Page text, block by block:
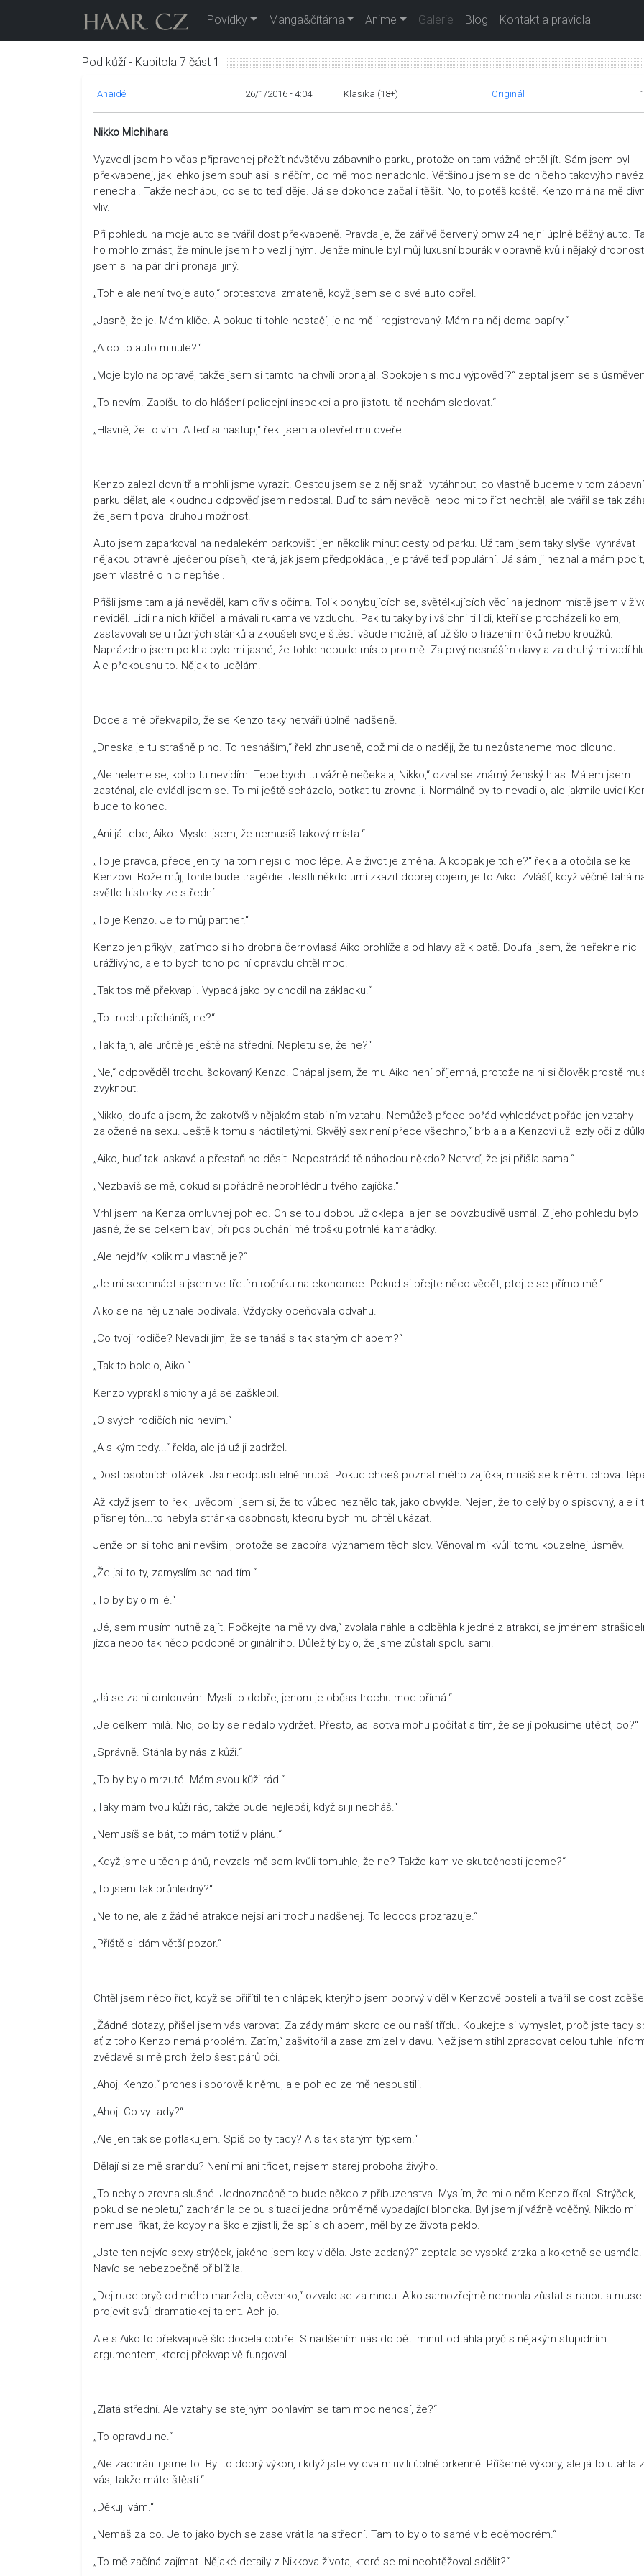
Povídky Manga&čítárna Anime Galerie Blog Kontakt a pravidla
Pod kůží - Kapitola 7 část 1
Anaidé 26/1/2016 - 4:04 Klasika (18+) Originál
Nikko Michihara
Vyzvedl jsem ho včas připravenej přežít návštěvu zábavního parku, protože on tam vážně chtěl jít. Sám jsem byl
překvapenej, jak lehko jsem souhlasil s něčím, co mě moc nenadchlo. Většinou jsem se do ničeho takovýho
nenechal. Takže nechápu, co se to teď děje. Já se dokonce začal i těšit. No, to potěš koště. Kenzo má na mě
vliv.
Při pohledu na moje auto se tvářil dost překvapeně. Pravda je, že zářivě červený bmw z4 nejni úplně běžný auto.
ho mohlo zmást, že minule jsem ho vezl jiným. Jenže minule byl můj luxusní bourák v opravně kvůli nějaký
jsem si na pár dní pronajal jiný.
„Tohle ale není tvoje auto,“ protestoval zmateně, když jsem se o své auto opřel.
„Jasně, že je. Mám klíče. A pokud ti tohle nestačí, je na mě i registrovaný. Mám na něj doma papíry.“
„A co to auto minule?“
„Moje bylo na opravě, takže jsem si tamto na chvíli pronajal. Spokojen s mou výpovědí?“ zeptal jsem se s
„To nevím. Zapíšu to do hlášení policejní inspekci a pro jistotu tě nechám sledovat.“
„Hlavně, že to vím. A teď si nastup,“ řekl jsem a otevřel mu dveře.
Kenzo zalezl dovnitř a mohli jsme vyrazit. Cestou jsem se z něj snažil vytáhnout, co vlastně budeme v tom
parku dělat, ale kloudnou odpověď jsem nedostal. Buď to sám nevěděl nebo mi to říct nechtěl, ale tvářil se tak
že jsem tipoval druhou možnost.
Auto jsem zaparkoval na nedalekém parkovišti jen několik minut cesty od parku. Už tam jsem taky slyšel vyhrávat
nějakou otravně uječenou píseň, která, jak jsem předpokládal, je právě teď populární. Já sám ji neznal a mám
jsem vlastně o nic nepřišel.
Přišli jsme tam a já nevěděl, kam dřív s očima. Tolik pohybujících se, světélkujících věcí na jednom místě jsem v
neviděl. Lidi na nich křičeli a mávali rukama ve vzduchu. Pak tu taky byli všichni ti lidi, kteří se procházeli kolem,
zastavovali se u různých stánků a zkoušeli svoje štěstí všude možně, ať už šlo o házení míčků nebo kroužků.
Naprázdno jsem polkl a bylo mi jasné, že tohle nebude místo pro mě. Za prvý nesnáším davy a za druhý mi vadí
Ale překousnu to. Nějak to udělám.
Docela mě překvapilo, že se Kenzo taky netváří úplně nadšeně.
„Dneska je tu strašně plno. To nesnáším,“ řekl zhnuseně, což mi dalo naději, že tu nezůstaneme moc dlouho.
„Ale heleme se, koho tu nevidím. Tebe bych tu vážně nečekala, Nikko,“ ozval se známý ženský hlas. Málem jsem
zasténal, ale ovládl jsem se. To mi ještě scházelo, potkat tu zrovna ji. Normálně by to nevadilo, ale jakmile uvidí
bude to konec.
„Ani já tebe, Aiko. Myslel jsem, že nemusíš takový místa.“
„To je pravda, přece jen ty na tom nejsi o moc lépe. Ale život je změna. A kdopak je tohle?“ řekla a otočila se ke
Kenzovi. Bože můj, tohle bude tragédie. Jestli někdo umí zkazit dobrej dojem, je to Aiko. Zvlášť, když věčně tahá
světlo historky ze střední.
„To je Kenzo. Je to můj partner.“
Kenzo jen přikývl, zatímco si ho drobná černovlasá Aiko prohlížela od hlavy až k patě. Doufal jsem, že neřekne nic
urážlivýho, ale to bych toho po ní opravdu chtěl moc.
„Tak tos mě překvapil. Vypadá jako by chodil na základku.“
„To trochu přeháníš, ne?“
„Tak fajn, ale určitě je ještě na střední. Nepletu se, že ne?“
„Ne,“ odpověděl trochu šokovaný Kenzo. Chápal jsem, že mu Aiko není příjemná, protože na ni si člověk prostě
zvyknout.
„Nikko, doufala jsem, že zakotvíš v nějakém stabilním vztahu. Nemůžeš přece pořád vyhledávat pořád jen vztahy
založené na sexu. Ještě k tomu s náctiletými. Skvělý sex není přece všechno,“ brblala a Kenzovi už lezly oči z
„Aiko, buď tak laskavá a přestaň ho děsit. Nepostrádá tě náhodou někdo? Netvrď, že jsi přišla sama.“
„Nezbavíš se mě, dokud si pořádně neprohlédnu tvého zajíčka.“
Vrhl jsem na Kenza omluvnej pohled. On se tou dobou už oklepal a jen se povzbudivě usmál. Z jeho pohledu bylo
jasné, že se celkem baví, při poslouchání mé trošku potrhlé kamarádky.
„Ale nejdřív, kolik mu vlastně je?“
„Je mi sedmnáct a jsem ve třetím ročníku na ekonomce. Pokud si přejte něco vědět, ptejte se přímo mě.“
Aiko se na něj uznale podívala. Vždycky oceňovala odvahu.
„Co tvoji rodiče? Nevadí jim, že se taháš s tak starým chlapem?“
„Tak to bolelo, Aiko.“
Kenzo vyprskl smíchy a já se zašklebil.
„O svých rodičích nic nevím.“
„A s kým tedy...“ řekla, ale já už ji zadržel.
„Dost osobních otázek. Jsi neodpustitelně hrubá. Pokud chceš poznat mého zajíčka, musíš se k němu chovat
Až když jsem to řekl, uvědomil jsem si, že to vůbec neznělo tak, jako obvykle. Nejen, že to celý bylo spisovný, ale i
přísnej tón...to nebyla stránka osobnosti, kteoru bych mu chtěl ukázat.
Jenže on si toho ani nevšiml, protože se zaobíral významem těch slov. Věnoval mi kvůli tomu kouzelnej úsměv.
„Že jsi to ty, zamyslím se nad tím.“
„To by bylo milé.“
„Jé, sem musím nutně zajít. Počkejte na mě vy dva,“ zvolala náhle a odběhla k jedné z atrakcí, se jménem
jízda nebo tak něco podobně originálního. Důležitý bylo, že jsme zůstali spolu sami.
„Já se za ni omlouvám. Myslí to dobře, jenom je občas trochu moc přímá.“
„Je celkem milá. Nic, co by se nedalo vydržet. Přesto, asi sotva mohu počítat s tím, že se jí pokusíme utéct, co?“
„Správně. Stáhla by nás z kůži.“
„To by bylo mrzuté. Mám svou kůži rád.“
„Taky mám tvou kůži rád, takže bude nejlepší, když si ji necháš.“
„Nemusíš se bát, to mám totiž v plánu.“
„Když jsme u těch plánů, nevzals mě sem kvůli tomuhle, že ne? Takže kam ve skutečnosti jdeme?“
„To jsem tak průhledný?“
„Ne to ne, ale z žádné atrakce nejsi ani trochu nadšenej. To leccos prozrazuje.“
„Příště si dám větší pozor.“
Chtěl jsem něco říct, když se přiřítil ten chlápek, kterýho jsem poprvý viděl v Kenzově posteli a tvářil se dost
„Žádné dotazy, přišel jsem vás varovat. Za zády mám skoro celou naší třídu. Koukejte si vymyslet, proč jste tady
ať z toho Kenzo nemá problém. Zatím,“ zašvitořil a zase zmizel v davu. Než jsem stihl zpracovat celou tuhle
zvědavě si mě prohlíželo šest párů očí.
„Ahoj, Kenzo.“ pronesli sborově k němu, ale pohled ze mě nespustili.
„Ahoj. Co vy tady?“
„Ale jen tak se poflakujem. Spíš co ty tady? A s tak starým týpkem.“
Dělají si ze mě srandu? Není mi ani třicet, nejsem starej proboha živýho.
„To nebylo zrovna slušné. Jednoznačně to bude někdo z příbuzenstva. Myslím, že mi o něm Kenzo říkal. Strýček,
pokud se nepletu,“ zachránila celou situaci jedna průměrně vypadající bloncka. Byl jsem jí vážně vděčný. Nikdo mi
nemusel říkat, že kdyby na škole zjistili, že spí s chlapem, měl by ze života peklo.
„Jste ten nejvíc sexy strýček, jakého jsem kdy viděla. Jste zadaný?“ zeptala se vysoká zrzka a koketně se usmála.
Navíc se nebezpečně přiblížila.
„Dej ruce pryč od mého manžela, děvenko,“ ozvalo se za mnou. Aiko samozřejmě nemohla zůstat stranou a
projevit svůj dramatickej talent. Ach jo.
Ale s Aiko to překvapivě šlo docela dobře. S nadšením nás do pěti minut odtáhla pryč s nějakým stupidním
argumentem, kterej překvapivě fungoval.
„Zlatá střední. Ale vztahy se stejným pohlavím se tam moc nenosí, že?“
„To opravdu ne.“
„Ale zachránili jsme to. Byl to dobrý výkon, i když jste vy dva mluvili úplně prkenně. Příšerné výkony, ale já to utáhla
vás, takže máte štěstí.“
„Děkuji vám.“
„Nemáš za co. Je to jako bych se zase vrátila na střední. Tam to bylo to samé v bleděmodrém.“
„To mě začíná zajímat. Nějaké detaily z Nikkova života, které se mi neobtěžoval sdělit?“